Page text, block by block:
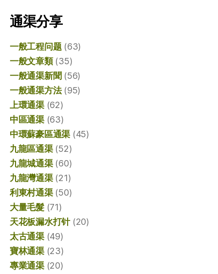
通渠分享
一般工程问题(63)
一般文章類(35)
一般通渠新聞 (56)
一般通渠方法(95)
上環通渠(62)
中區通渠(63)
中環蘇豪區通渠 (45)
九龍區通渠(52)
九龍城通渠(60)
九龍灣通渠(21)
利東村通渠(50)
大量毛髮(71)
天花板漏水打针(20)
太古通渠(49)
寶林通渠(23)
專業通渠(20)